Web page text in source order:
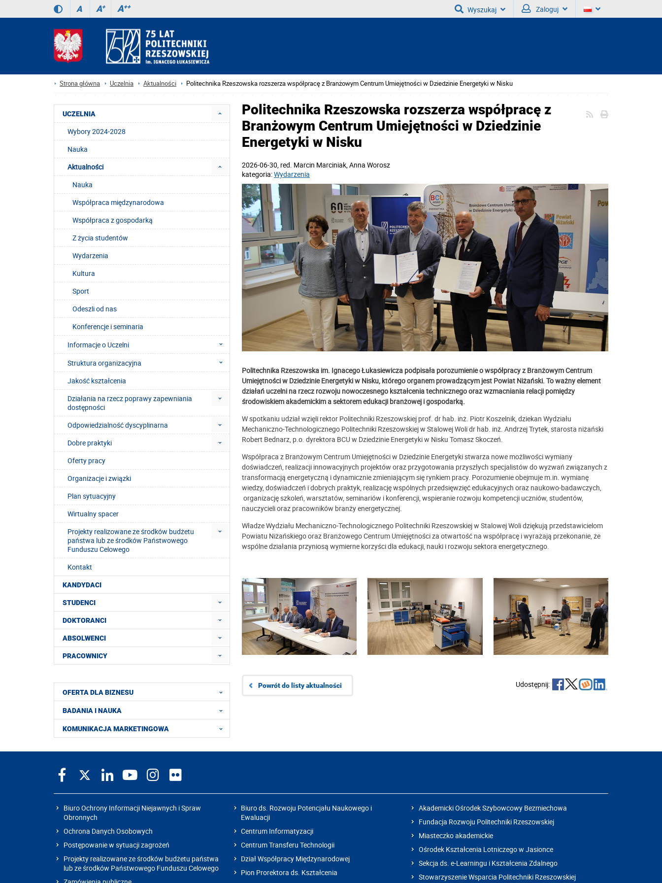
A A+ A++ Wyszukaj Zaloguj
Strona główna Uczelnia Aktualności Politechnika Rzeszowska rozszerza współpracę z Branżowym Centrum Umiejętności w Dziedzinie Energetyki w Nisku
Politechnika Rzeszowska rozszerza współpracę z
Branżowym Centrum Umiejętności w Dziedzinie
Energetyki w Nisku
2026-06-30, red. Marcin Marciniak, Anna Worosz
kategoria:Wydarzenia
Politechnika Rzeszowska im. Ignacego Łukasiewicza podpisała porozumienie o współpracy z Branżowym Centrum
Umiejętności w Dziedzinie Energetyki w Nisku, którego organem prowadzącym jest Powiat Niżański. To ważny element
działań uczelni na rzecz rozwoju nowoczesnego kształcenia technicznego oraz wzmacniania relacji pomiędzy
środowiskiem akademickim a sektorem edukacji branżowej i gospodarką.
W spotkaniu udział wzięli rektor Politechniki Rzeszowskiej prof. dr hab. inż. Piotr Koszelnik, dziekan Wydziału
Mechaniczno-Technologicznego Politechniki Rzeszowskiej w Stalowej Woli dr hab. inż. Andrzej Trytek, starosta niżański
Robert Bednarz, p.o. dyrektora BCU w Dziedzinie Energetyki w Nisku Tomasz Skoczeń.
Współpraca z Branżowym Centrum Umiejętności w Dziedzinie Energetyki stwarza nowe możliwości wymiany
doświadczeń, realizacji innowacyjnych projektów oraz przygotowania przyszłych specjalistów do wyzwań związanych z
transformacją energetyczną i dynamicznie zmieniającym się rynkiem pracy. Porozumienie obejmuje m.in. wymianę
wiedzy, doświadczeń i dobrych praktyk, realizację wspólnych przedsięwzięć edukacyjnych oraz naukowo-badawczych,
organizację szkoleń, warsztatów, seminariów i konferencji, wspieranie rozwoju kompetencji uczniów, studentów,
nauczycieli oraz pracowników branży energetycznej.
Władze Wydziału Mechaniczno-Technologicznego Politechniki Rzeszowskiej w Stalowej Woli dziękują przedstawicielom
Powiatu Niżańskiego oraz Branżowego Centrum Umiejętności za otwartość na współpracę i wyrażają przekonanie, że
wspólne działania przyniosą wymierne korzyści dla edukacji, nauki i rozwoju sektora energetycznego.
Udostępnij:
Powrót do listy aktualności
UCZELNIA
Wybory 2024-2028
Nauka
Aktualności
Nauka
Współpraca międzynarodowa
Współpraca z gospodarką
Z życia studentów
Wydarzenia
Kultura
Sport
Odeszli od nas
Konferencje i seminaria
Informacje o Uczelni
Struktura organizacyjna
Jakość kształcenia
Działania na rzecz poprawy zapewniania
dostępności
Odpowiedzialność dyscyplinarna
Dobre praktyki
Oferty pracy
Organizacje i związki
Plan sytuacyjny
Wirtualny spacer
Projekty realizowane ze środków budżetu
państwa lub ze środków Państwowego
Funduszu Celowego
Kontakt
KANDYDACI
STUDENCI
DOKTORANCI
ABSOLWENCI
PRACOWNICY
OFERTA DLA BIZNESU
BADANIA I NAUKA
KOMUNIKACJA MARKETINGOWA
Biuro Ochrony Informacji Niejawnych i Spraw
Obronnych
Ochrona Danych Osobowych
Postępowanie w sytuacji zagrożeń
Projekty realizowane ze środków budżetu państwa
lub ze środków Państwowego Funduszu Celowego
Biuro ds. Rozwoju Potencjału Naukowego i
Ewaluacji
Centrum Informatyzacji
Centrum Transferu Technologii
Dział Współpracy Międzynarodowej
Pion Prorektora ds. Kształcenia
Akademicki Ośrodek Szybowcowy Bezmiechowa
Fundacja Rozwoju Politechniki Rzeszowskiej
Miasteczko akademickie
Ośrodek Kształcenia Lotniczego w Jasionce
Sekcja ds. e-Learningu i Kształcenia Zdalnego
Stowarzyszenie Wsparcia Politechniki Rzeszowskiej